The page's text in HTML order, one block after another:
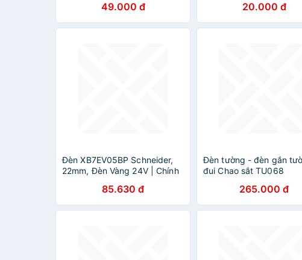
3m màu trắng chống vỡ,
chống thấm nước
49.000 đ
Ngoàm Ren Xoáy E27 -
Ngoài Trời Bao Mưa
KLM-DDE27CN
20.000 đ
Đèn XB7EV05BP Schneider,
22mm, Đèn Vàng 24V | Chính
85.630 đ
Đèn tường - đèn gắn
đui Chao sắt TU068
265.000 đ